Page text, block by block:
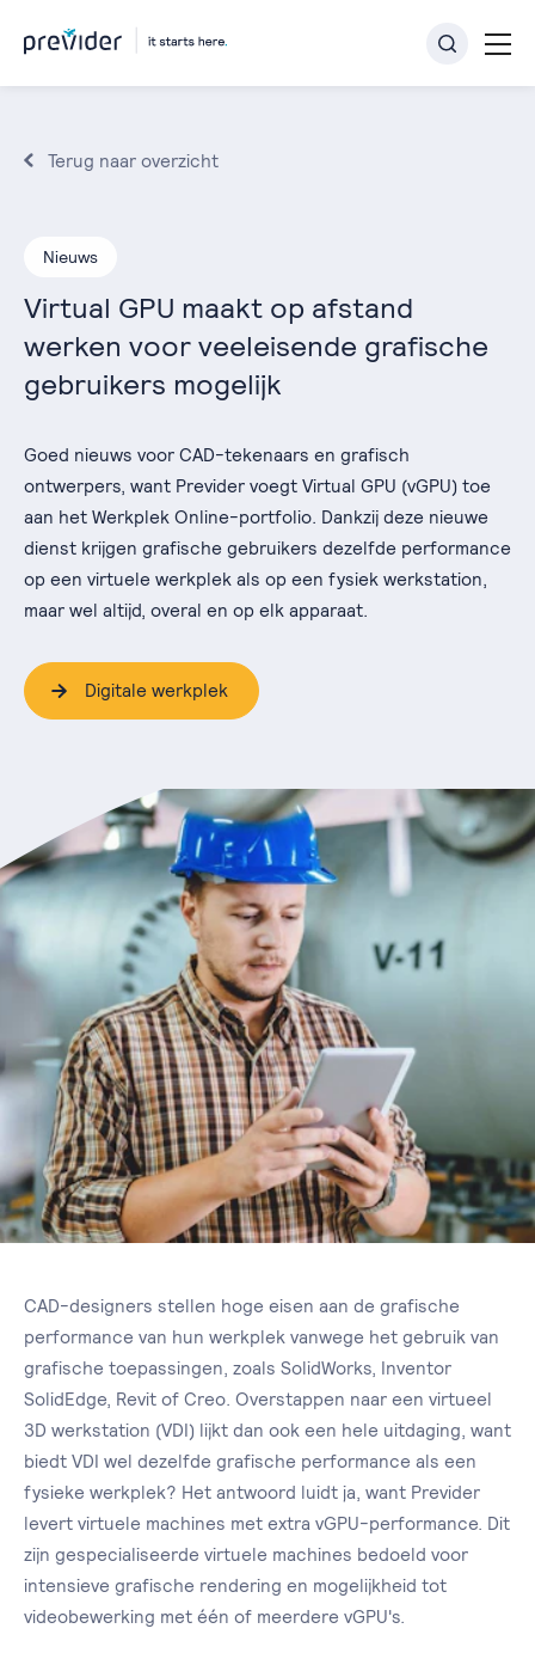
Terug naar overzicht
Nieuws
Virtual GPU maakt op afstand
werken voor veeleisende grafische
gebruikers mogelijk
Goed nieuws voor CAD-tekenaars en grafisch
ontwerpers, want Previder voegt Virtual GPU (vGPU) toe
aan het Werkplek Online-portfolio. Dankzij deze nieuwe
dienst krijgen grafische gebruikers dezelfde performance
op een virtuele werkplek als op een fysiek werkstation,
maar wel altijd, overal en op elk apparaat.
Digitale werkplek
CAD-designers stellen hoge eisen aan de grafische
performance van hun werkplek vanwege het gebruik van
grafische toepassingen, zoals SolidWorks, Inventor
SolidEdge, Revit of Creo. Overstappen naar een virtueel
3D werkstation (VDI) lijkt dan ook een hele uitdaging, want
biedt VDI wel dezelfde grafische performance als een
fysieke werkplek? Het antwoord luidt ja, want Previder
levert virtuele machines met extra vGPU-performance. Dit
zijn gespecialiseerde virtuele machines bedoeld voor
intensieve grafische rendering en mogelijkheid tot
videobewerking met één of meerdere vGPU's.